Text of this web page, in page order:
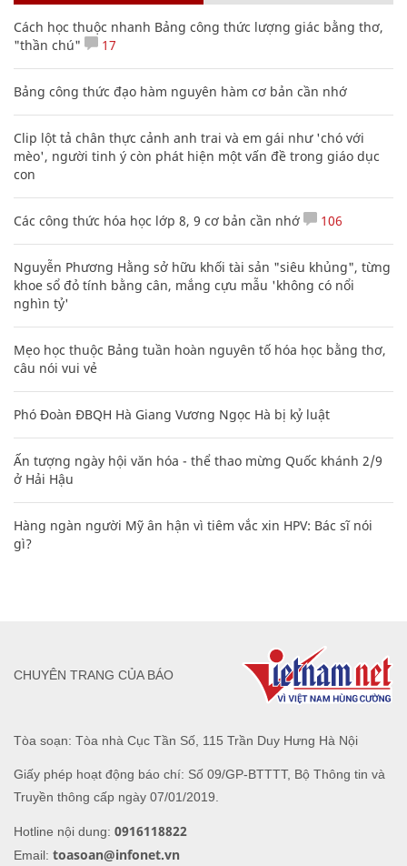
Cách học thuộc nhanh Bảng công thức lượng giác bằng thơ,
"thần chú"
17
Bảng công thức đạo hàm nguyên hàm cơ bản cần nhớ
Clip lột tả chân thực cảnh anh trai và em gái như 'chó với
mèo', người tinh ý còn phát hiện một vấn đề trong giáo dục
con
Các công thức hóa học lớp 8, 9 cơ bản cần nhớ 106
Nguyễn Phương Hằng sở hữu khối tài sản "siêu khủng", từng
khoe sổ đỏ tính bằng cân, mắng cựu mẫu 'không có nổi
nghìn tỷ'
Mẹo học thuộc Bảng tuần hoàn nguyên tố hóa học bằng thơ,
câu nói vui vẻ
Phó Đoàn ĐBQH Hà Giang Vương Ngọc Hà bị kỷ luật
Ấn tượng ngày hội văn hóa - thể thao mừng Quốc khánh 2/9
ở Hải Hậu
Hàng ngàn người Mỹ ân hận vì tiêm vắc xin HPV: Bác sĩ nói
gì?
Tòa soạn: Tòa nhà Cục Tần Số, 115 Trần Duy Hưng Hà Nội
Giấy phép hoạt động báo chí: Số 09/GP-BTTTT, Bộ Thông tin và
Truyền thông cấp ngày 07/01/2019.
Hotline nội dung: 0916118822
Email: toasoan@infonet.vn
CHUYÊN TRANG CỦA BÁO